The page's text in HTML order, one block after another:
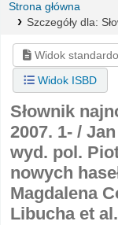
Strona główna
Szczegóły dla:
Widok
Widok ISBD
Słownik
2007. 1- /
wyd. pol.
nowych
Magdalena
Libucha et